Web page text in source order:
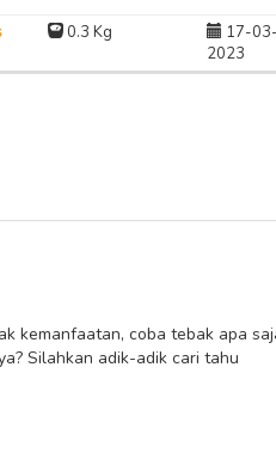
0.3 Kg
17-03-
2023
kemanfaatan, coba tebak apa
Silahkan adik-adik cari tahu